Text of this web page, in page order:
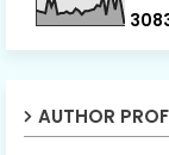
308
AUTHOR